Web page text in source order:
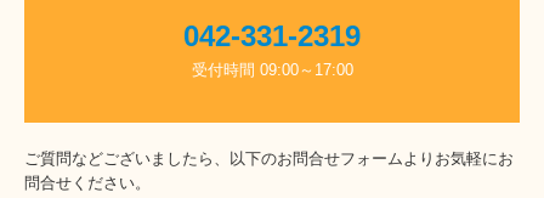
042-331-2319
受付時間 09:00～17:00
ご質問などございましたら、以下のお問合せフォームよりお気軽にお
問合せください。